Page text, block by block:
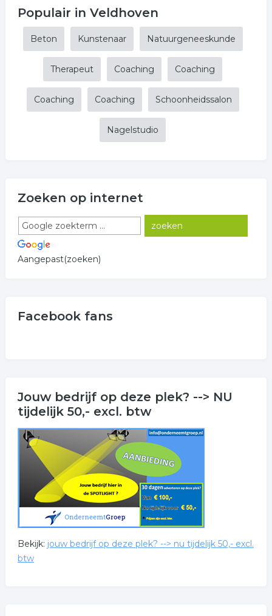
Populair in Veldhoven
Beton Kunstenaar Natuurgeneeskunde
Therapeut Coaching Coaching
Coaching Coaching Schoonheidssalon
Nagelstudio
Zoeken op internet
Aangepast(zoeken)
Facebook fans
Jouw bedrijf op deze plek? --> NU
tijdelijk 50,- excl. btw
Bekijk: jouw bedrijf op deze plek? --> nu tijdelijk 50,- excl.
btw